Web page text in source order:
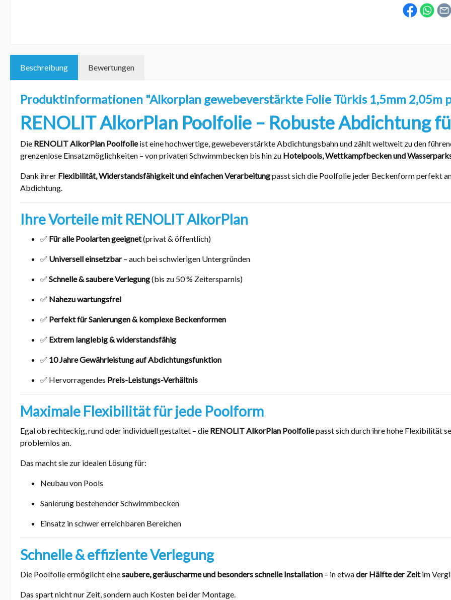
Beschreibung Bewertungen
Produktinformationen "Alkorplan gewebeverstärkte Folie Türkis 1,5mm 2,05m
RENOLIT AlkorPlan Poolfolie – Robuste Abdichtung
Die RENOLIT AlkorPlan Poolfolieist eine hochwertige, gewebeverstärkte Abdichtungsbahn und zählt weltweit zu den
grenzenlose Einsatzmöglichkeiten – von privaten Schwimmbecken bis hin zu Hotelpools, Wettkampfbecken und
Dank ihrer Flexibilität, Widerstandsfähigkeit und einfachen Verarbeitungpasst sich die Poolfolie jeder Beckenform perfekt
Abdichtung.
Ihre Vorteile mit RENOLIT AlkorPlan
✅ Für alle Poolarten geeignet(privat & öffentlich)
✅ Universell einsetzbar– auch bei schwierigen Untergründen
✅ Schnelle & saubere Verlegung(bis zu 50 % Zeitersparnis)
✅ Nahezu wartungsfrei
✅ Perfekt für Sanierungen & komplexe Beckenformen
✅ Extrem langlebig & widerstandsfähig
✅ 10 Jahre Gewährleistung auf Abdichtungsfunktion
✅ Hervorragendes Preis-Leistungs-Verhältnis
Maximale Flexibilität für jede Poolform
Egal ob rechteckig, rund oder individuell gestaltet – die RENOLIT AlkorPlan Poolfoliepasst sich durch ihre hohe Flexibilität
problemlos an.
Das macht sie zur idealen Lösung für:
Neubau von Pools
Sanierung bestehender Schwimmbecken
Einsatz in schwer erreichbaren Bereichen
Schnelle & effiziente Verlegung
Die Poolfolie ermöglicht einesaubere, geräuscharme und besonders schnelle Installation – in etwader Hälfte der Zeitim
Das spart nicht nur Zeit, sondern auch Kosten bei der Montage.